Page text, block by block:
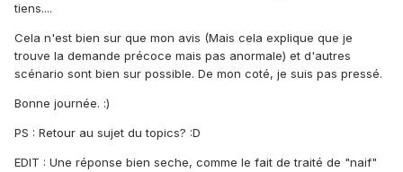
tiens....
Cela n'est bien sur que mon avis (Mais cela explique que je
trouve la demande précoce mais pas anormale) et d'autres
scénario sont bien sur possible. De mon coté, je suis pas pressé.
Bonne journée. :)
PS : Retour au sujet du topics? :D
EDIT : Une réponse bien seche, comme le fait de traité de "naif"